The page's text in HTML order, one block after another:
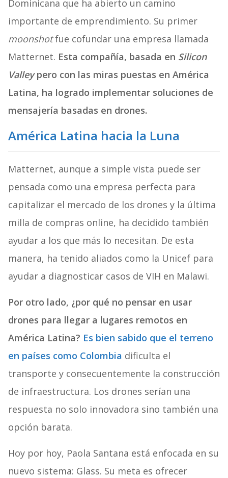
Dominicana que ha abierto un camino
importante de emprendimiento. Su primer
moonshotfue cofundar una empresa llamada
Matternet. Esta compañía, basada en Silicon
Valleypero con las miras puestas en América
Latina, ha logrado implementar soluciones de
mensajería basadas en drones.
América Latina hacia la Luna
Matternet, aunque a simple vista puede ser
pensada como una empresa perfecta para
capitalizar el mercado de los drones y la última
milla de compras online, ha decidido también
ayudar a los que más lo necesitan. De esta
manera, ha tenido aliados como la Unicef para
ayudar a diagnosticar casos de VIH en Malawi.
Por otro lado, ¿por qué no pensar en usar
drones para llegar a lugares remotos en
América Latina? Es bien sabido que el terreno
en países como Colombia dificulta el
transporte y consecuentemente la construcción
de infraestructura. Los drones serían una
respuesta no solo innovadora sino también una
opción barata.
Hoy por hoy, Paola Santana está enfocada en su
nuevo sistema: Glass. Su meta es ofrecer